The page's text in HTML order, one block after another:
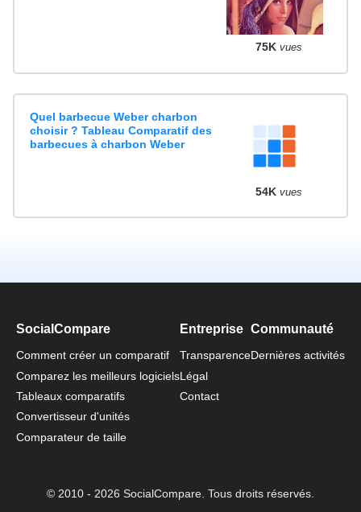
75K vues
Quel barbecue Weber charbon
choisir ? Tableau Comparatif des
barbecues à charbon Weber
54K vues
SocialCompare
Comment créer un comparatif
Comparez les meilleurs logiciels
Tableaux comparatifs
Convertisseur d'unités
Comparateur de taille
Entreprise
Transparence
Légal
Contact
Communauté
Dernières activités
© 2010 - 2026 SocialCompare. Tous droits réservés.